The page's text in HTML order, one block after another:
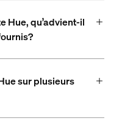
Hue, qu’advient-il
sur plusieurs